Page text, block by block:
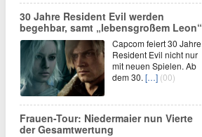
30 Jahre Resident Evil werden
begehbar, samt „lebensgroßem Leon“
Capcom feiert 30 Jahre
Resident Evil nicht nur
mit neuen Spielen. Ab
dem 30. […] (00)
Frauen-Tour: Niedermaier nun Vierte
der Gesamtwertung